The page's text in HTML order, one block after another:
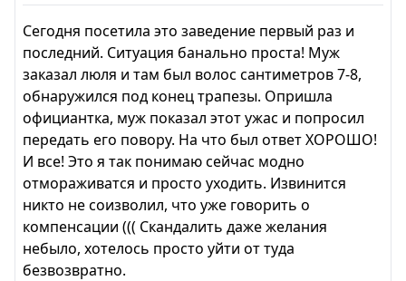
Сегодня посетила это заведение первый раз и
последний. Ситуация банально проста! Муж
заказал люля и там был волос сантиметров 7-8,
обнаружился под конец трапезы. Опришла
официантка, муж показал этот ужас и попросил
передать его повору. На что был ответ ХОРОШО!
И все! Это я так понимаю сейчас модно
отмораживатся и просто уходить. Извинится
никто не соизволил, что уже говорить о
компенсации ((( Скандалить даже желания
небыло, хотелось просто уйти от туда
безвозвратно.